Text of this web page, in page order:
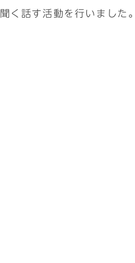
く話す活動を行いました。